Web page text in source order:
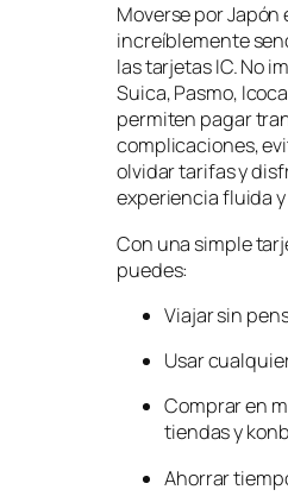
Moverse por Japón
increíblemente
las tarjetas IC. No
Suica, Pasmo,
permiten pagar
complicaciones,
olvidar tarifas y
experiencia fluida
Con una simple
puedes:
Viajar sin
Usar
Comprar en
tiendas y
Ahorrar